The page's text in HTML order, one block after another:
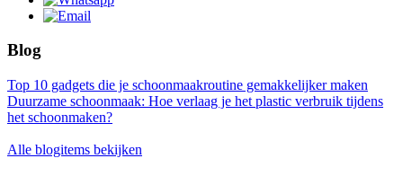
Blog
Top 10 gadgets die je schoonmaakroutine gemakkelijker maken
Duurzame schoonmaak: Hoe verlaag je het plastic verbruik tijdens
het schoonmaken?
Alle blogitems bekijken